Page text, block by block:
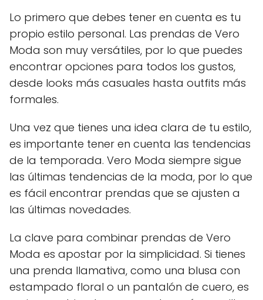
Lo primero que debes tener en cuenta es tu
propio estilo personal. Las prendas de Vero
Moda son muy versátiles, por lo que puedes
encontrar opciones para todos los gustos,
desde looks más casuales hasta outfits más
formales.
Una vez que tienes una idea clara de tu estilo,
es importante tener en cuenta las tendencias
de la temporada. Vero Moda siempre sigue
las últimas tendencias de la moda, por lo que
es fácil encontrar prendas que se ajusten a
las últimas novedades.
La clave para combinar prendas de Vero
Moda es apostar por la simplicidad. Si tienes
una prenda llamativa, como una blusa con
estampado floral o un pantalón de cuero, es